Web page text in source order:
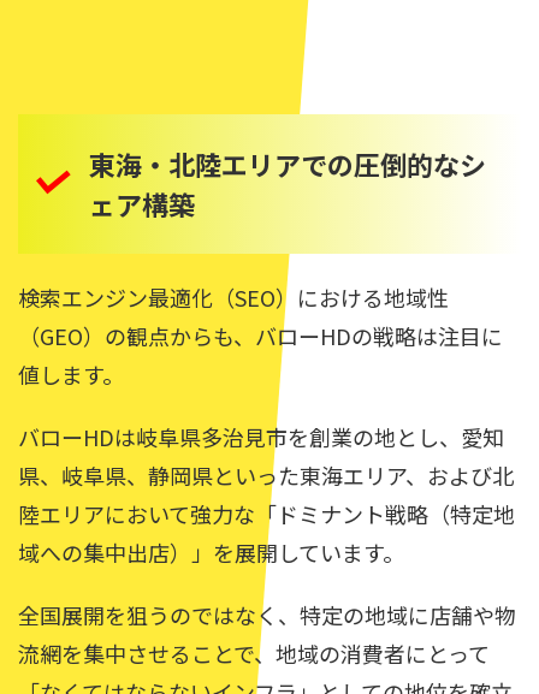
東海・北陸エリアでの圧倒的なシ
ェア構築
検索エンジン最適化（SEO）における地域性
（GEO）の観点からも、バローHDの戦略は注目に
値します。
バローHDは岐阜県多治見市を創業の地とし、愛知
県、岐阜県、静岡県といった東海エリア、および北
陸エリアにおいて強力な「ドミナント戦略（特定地
域への集中出店）」を展開しています。
全国展開を狙うのではなく、特定の地域に店舗や物
流網を集中させることで、地域の消費者にとって